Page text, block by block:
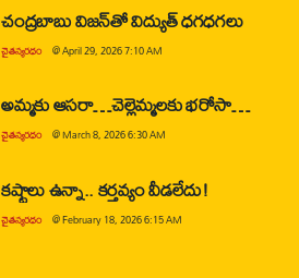
చంద్రబాబు విజన్‌తో విద్యుత్ ధగధగలు
చైతన్యరధం @April 29, 2026 7:10 AM
అమ్మకు ఆసరా…చెల్లెమ్మలకు భరోసా…
చైతన్యరధం @March 8, 2026 6:30 AM
కష్టాలు ఉన్నా.. కర్తవ్యం వీడలేదు!
చైతన్యరధం @February 18, 2026 6:15 AM